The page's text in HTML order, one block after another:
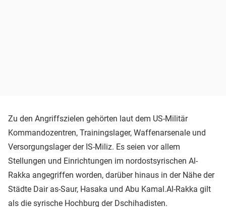
Zu den Angriffszielen gehörten laut dem US-Militär
Kommandozentren, Trainingslager, Waffenarsenale und
Versorgungslager der IS-Miliz. Es seien vor allem
Stellungen und Einrichtungen im nordostsyrischen Al-
Rakka angegriffen worden, darüber hinaus in der Nähe der
Städte Dair as-Saur, Hasaka und Abu Kamal.Al-Rakka gilt
als die syrische Hochburg der Dschihadisten.